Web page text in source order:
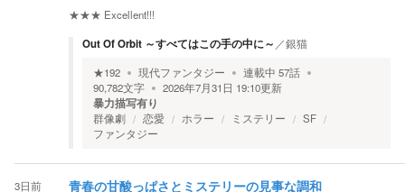
★★★ Excellent!!!
Out Of Orbit ～すべてはこの手の中に～ ／銀猫
★192 現代ファンタジー 連載中 57話
90,782文字 2026年7月31日 19:10更新
暴力描写有り
群像劇 恋愛 ホラー ミステリー
SF
ファンタジー
3日前 青春の甘酸っぱさとミステリーの見事な調和